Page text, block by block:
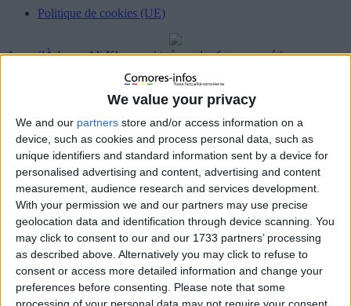
We value your privacy
We and our partners store and/or access information on a
device, such as cookies and process personal data, such as
unique identifiers and standard information sent by a device for
personalised advertising and content, advertising and content
measurement, audience research and services development.
With your permission we and our partners may use precise
geolocation data and identification through device scanning. You
may click to consent to our and our 1733 partners’ processing
as described above. Alternatively you may click to refuse to
consent or access more detailed information and change your
preferences before consenting.
Please note that some
Politique de cookies (UE)
AccueilÀ la uneAli Khamenei tué par des frappes américano-
Ali Khamenei tué par des frappes
américano-israéliennes : l’Iran promet de
riposter
1 mars 2026 La Rédaction À la une,International 0